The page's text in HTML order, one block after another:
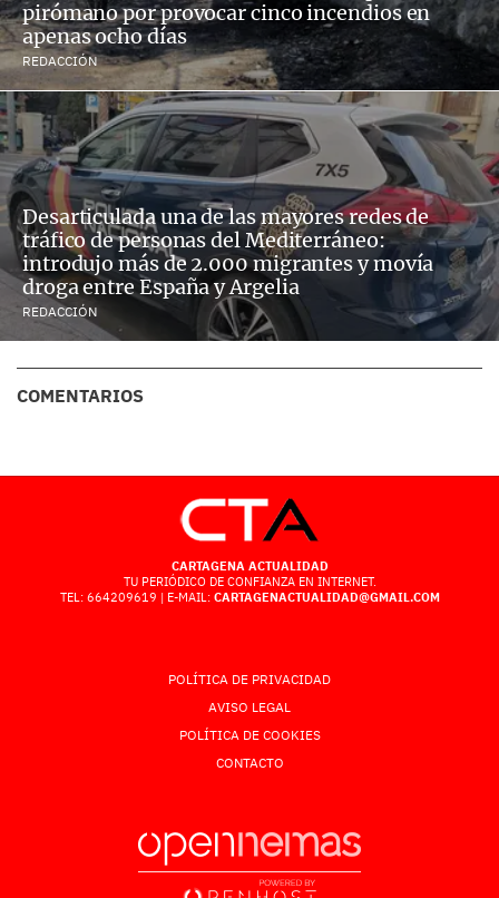
pirómano por provocar cinco incendios en
apenas ocho días
REDACCIÓN
Desarticulada una de las mayores redes de
tráfico de personas del Mediterráneo:
introdujo más de 2.000 migrantes y movía
droga entre España y Argelia
REDACCIÓN
COMENTARIOS
CARTAGENA ACTUALIDAD
TU PERIÓDICO DE CONFIANZA EN INTERNET.
TEL: 664209619 | E-MAIL: CARTAGENACTUALIDAD@GMAIL.COM
POLÍTICA DE PRIVACIDAD
AVISO LEGAL
POLÍTICA DE COOKIES
CONTACTO